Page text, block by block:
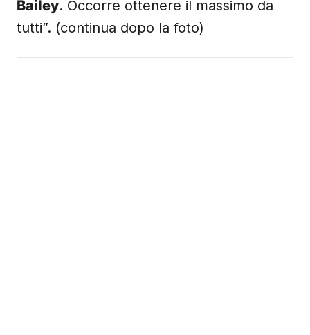
Bailey. Occorre ottenere il massimo da
tutti”. (continua dopo la foto)